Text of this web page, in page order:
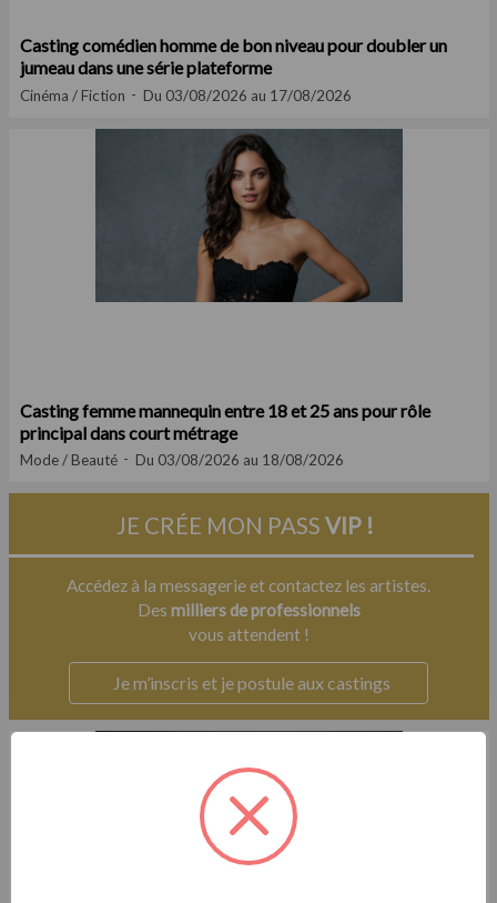
Casting comédien homme de bon niveau pour doubler un
jumeau dans une série plateforme
Cinéma / Fiction Du 03/08/2026 au 17/08/2026
Casting femme mannequin entre 18 et 25 ans pour rôle
principal dans court métrage
Mode / Beauté Du 03/08/2026 au 18/08/2026
JE CRÉE MON PASSVIP !
Accédez à la messagerie et contactez les artistes.
Des milliers de professionnels
vous attendent !
Je m’inscris et je postule aux castings